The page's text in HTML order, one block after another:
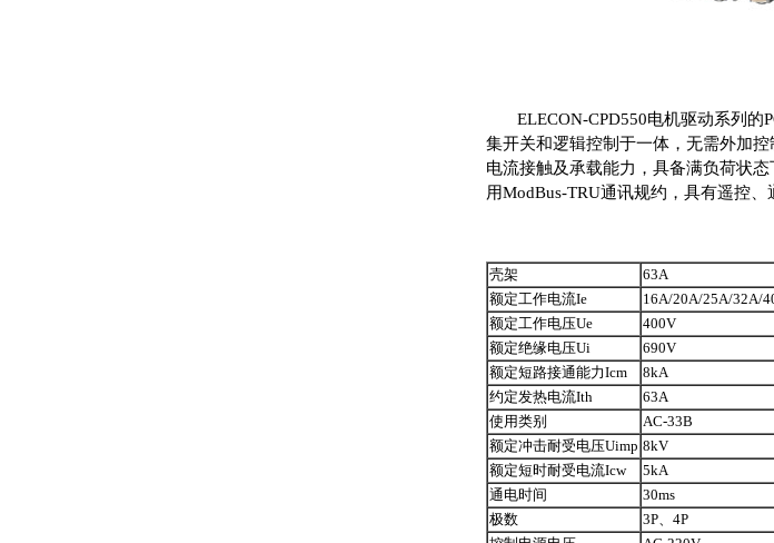
ELECON-CPD550电机驱动系列的
集开关和逻辑控制于一体，无需外加
电流接触及承载能力，具备满负荷状
用ModBus-TRU通讯规约，具有遥控
壳架 63A
额定工作电流Ie
16A/20A/25A/32A/
额定工作电压Ue
400V
额定绝缘电压Ui
690V
额定短路接通能力Icm
8kA
约定发热电流Ith
63A
使用类别
AC-33B
额定冲击耐受电压Uimp 8kV
额定短时耐受电流Icw
5kA
通电时间
30ms
极数
3P、4P